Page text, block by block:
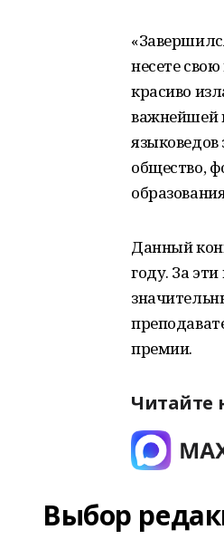
несете
красиво
важнейшей
общество,
Данный
году. За
премии.
Читайте
Выбор